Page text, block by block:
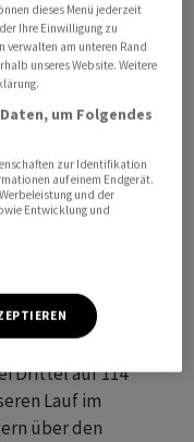
am Markt zu
sich im
ab. Finanzchef
von
und
Gesamtjahr
von 11 Prozent
Prognose in der
er das anvisierte
gedacht.
Drittel auf 114
Lauf im
über den
dieses Menü jederzeit
Ihre Einwilligung zu
verwalten am unteren Rand
unseres Website. Weitere
um Folgendes
zur Identifikation
auf einem Endgerät.
und der
Entwicklung und